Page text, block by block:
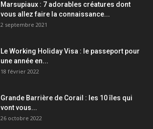
Marsupiaux : 7 adorables créatures dont
vous allez faire la connaissance...
2 septembre 2021
Le Working Holiday Visa : le passeport pour
une année en...
18 février 2022
Grande Barrière de Corail : les 10 îles qui
vont vous...
26 octobre 2022